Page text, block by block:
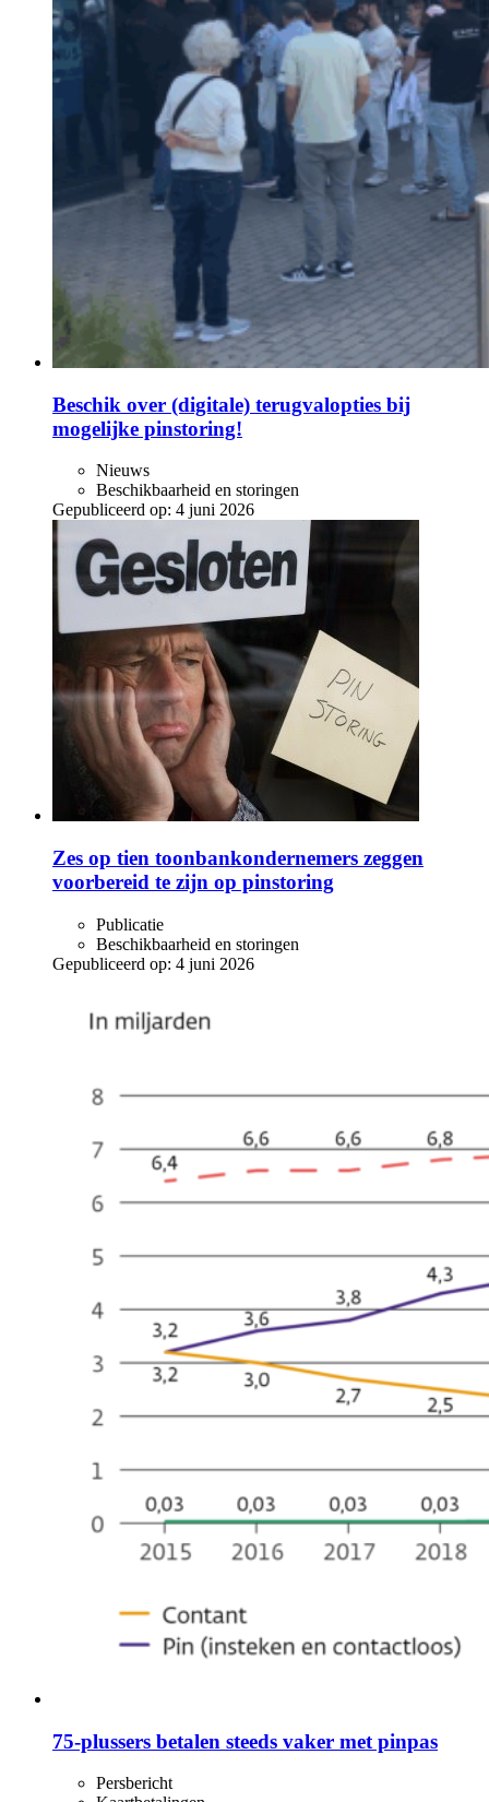
Beschik over (digitale) terugvalopties bij
mogelijke pinstoring!
Nieuws
Beschikbaarheid en storingen
Gepubliceerd op: 4 juni 2026
Zes op tien toonbankondernemers zeggen
voorbereid te zijn op pinstoring
Publicatie
Beschikbaarheid en storingen
Gepubliceerd op: 4 juni 2026
75-plussers betalen steeds vaker met pinpas
Persbericht